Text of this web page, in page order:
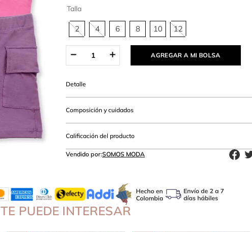
Talla
2 4 6 8 10 12
AGREGAR A MI BOLSA
Detalle
Composición y cuidados
Calificación del producto
Vendido por:SOMOS MODA
TE PUEDE INTERESAR